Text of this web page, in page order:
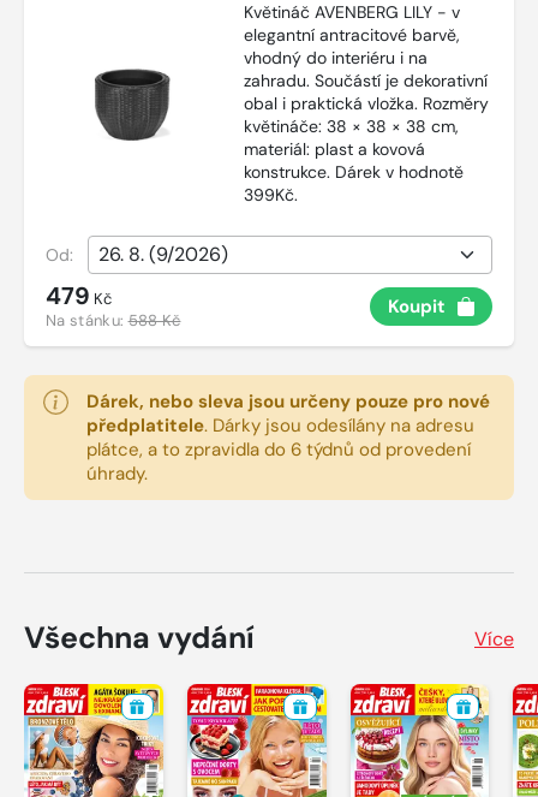
Květináč AVENBERG LILY - v
elegantní antracitové barvě,
vhodný do interiéru i na
zahradu. Součástí je dekorativní
obal i praktická vložka. Rozměry
květináče: 38 × 38 × 38 cm,
materiál: plast a kovová
konstrukce. Dárek v hodnotě
399Kč.
Od:
479 Kč
Na stánku:588 Kč
Koupit
Dárek, nebo sleva jsou určeny pouze pro nové
předplatitele. Dárky jsou odesílány na adresu
plátce, a to zpravidla do 6 týdnů od provedení
úhrady.
Všechna vydání Více